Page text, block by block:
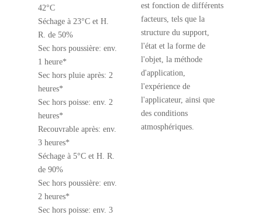
42°C
Séchage à 23°C et H.
R. de 50%
Sec hors poussière: env.
1 heure*
Sec hors pluie après: 2
heures*
Sec hors poisse: env. 2
heures*
Recouvrable après: env.
3 heures*
Séchage à 5°C et H. R.
de 90%
Sec hors poussière: env.
2 heures*
Sec hors poisse: env. 3
est fonction de différents
facteurs, tels que la
structure du support,
l'état et la forme de
l'objet, la méthode
d'application,
l'expérience de
l'applicateur, ainsi que
des conditions
atmosphériques.